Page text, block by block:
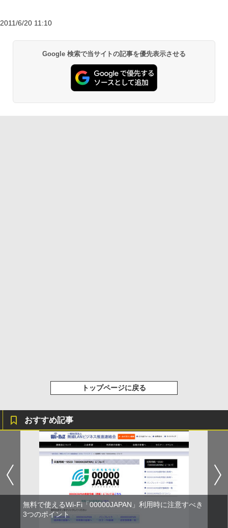
2011/6/20 11:10
Google 検索で当サイトの記事を優先表示させる
トップページに戻る
おすすめ記事
無料で使えるWi-Fi「00000JAPAN」利用時に注意すべき
3つのポイント